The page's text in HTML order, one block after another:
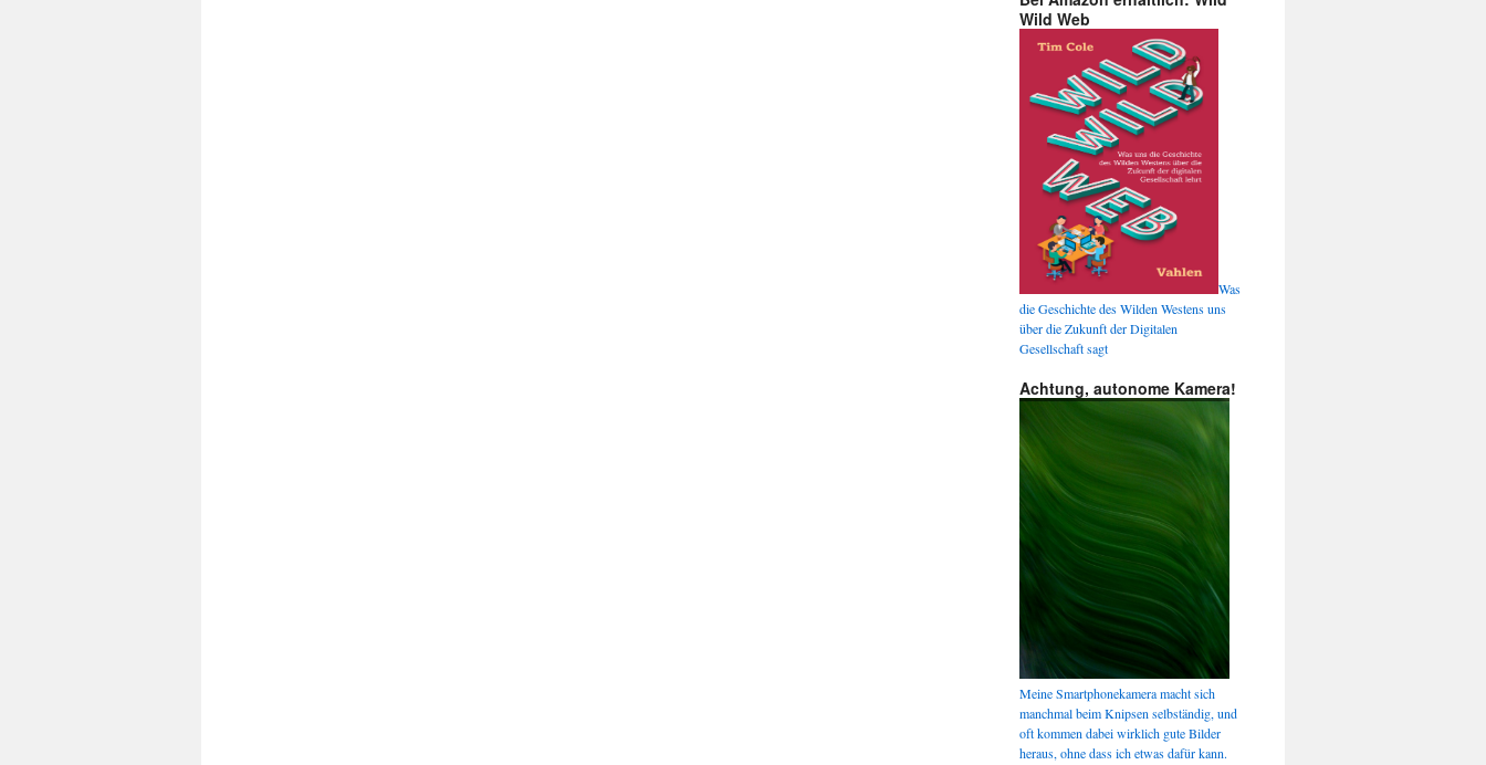
Wild Web
Was
die Geschichte des Wilden Westens uns
über die Zukunft der Digitalen
Gesellschaft sagt
Achtung, autonome Kamera!
Meine Smartphonekamera macht sich
manchmal beim Knipsen selbständig, und
oft kommen dabei wirklich gute Bilder
heraus, ohne dass ich etwas dafür kann.